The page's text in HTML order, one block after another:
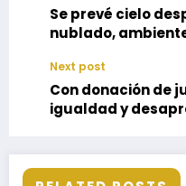
Se prevé cielo
nublado,
Next post
Con donación de
igualdad y